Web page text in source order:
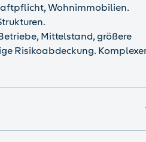
Wohnimmobilien.
Mittelstand, größere
Risikoabdeckung.